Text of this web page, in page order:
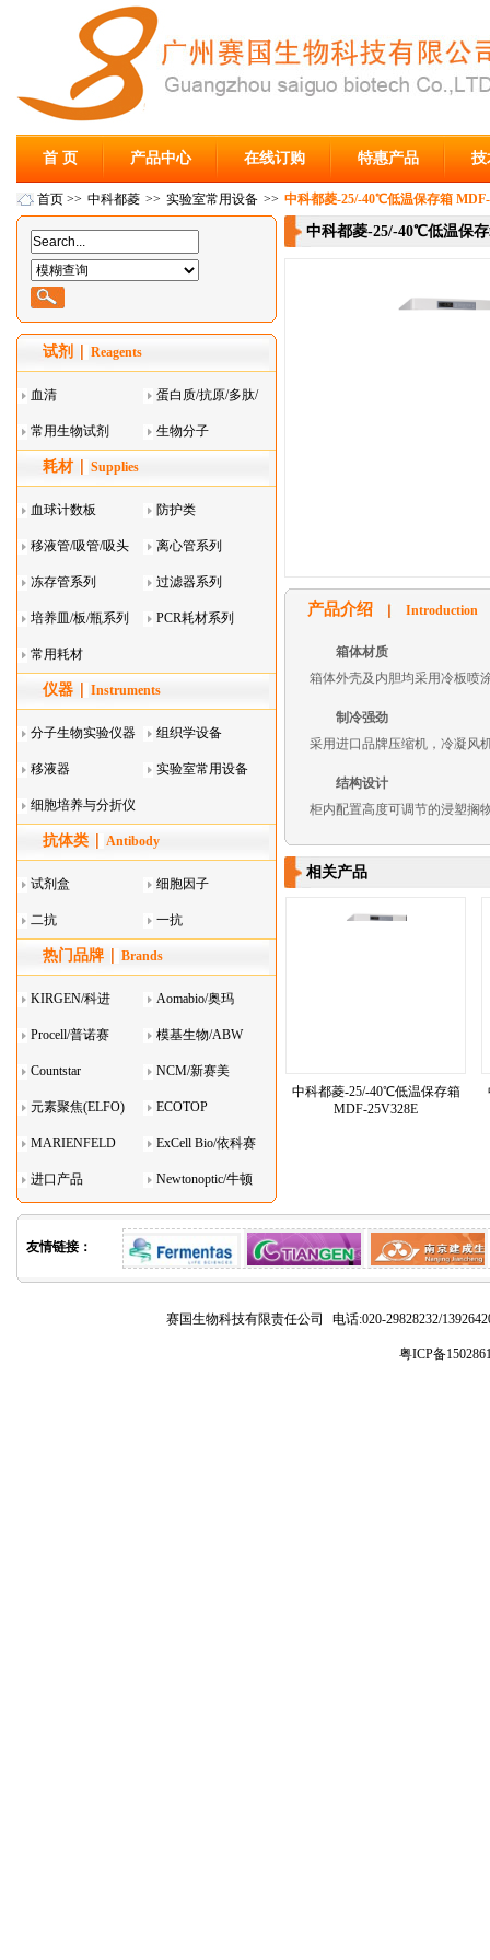
首 页 产品中心 在线订购 特惠产品 技
首页 >> 中科都菱 >> 实验室常用设备 >> 中科都菱-25/-40℃低温保存箱
试剂 Reagents
血清 蛋白质/抗原/多肽/
酶
常用生物试剂 生物分子
耗材 Supplies
血球计数板 防护类
移液管/吸管/吸头
系列
离心管系列
冻存管系列 过滤器系列
培养皿/板/瓶系列 PCR耗材系列
常用耗材
仪器 Instruments
分子生物实验仪器 组织学设备
移液器 实验室常用设备
细胞培养与分折仪
器叠
抗体类 Antibody
试剂盒 细胞因子
二抗 一抗
热门品牌 Brands
KIRGEN/科进 Aomabio/奥玛
Procell/普诺赛 模基生物/ABW
Countstar NCM/新赛美
元素聚焦(ELFO) ECOTOP
MARIENFELD ExCell Bio/依科赛
进口产品 Newtonoptic/牛顿
光学
中科都菱-25/-40℃低温保
产品介绍 Introduction
箱体材质
箱体外壳及内胆均采用冷板喷
制冷强劲
采用进口品牌压缩机，冷凝风
结构设计
柜内配置高度可调节的浸塑搁
相关产品
中科都菱-25/-40℃低温保存箱
MDF-25V328E
友情链接：
赛国生物科技有限责任公司 电话:020-29828232/
粤ICP备